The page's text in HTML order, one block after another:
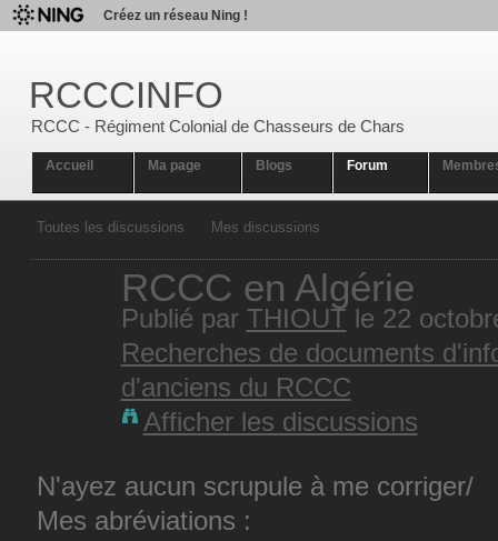
Créez un réseau Ning !
RCCCINFO
RCCC - Régiment Colonial de Chasseurs de Chars
Accueil Ma page Blogs Forum
Toutes les discussions Mes discussions
RCCC en Algérie
Publié par THIOUT le 22
Recherches de documents
d'anciens du RCCC
Afficher les discussions
N'ayez aucun scrupule à me corriger/
Mes abréviations :